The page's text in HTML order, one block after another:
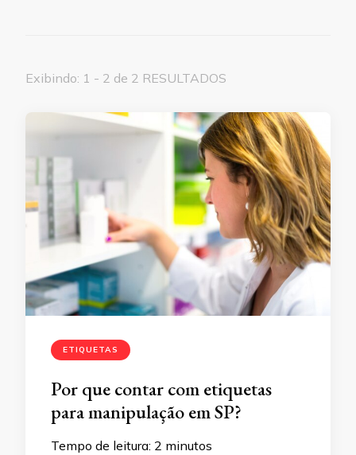
Exibindo: 1 - 2 de 2 RESULTADOS
ETIQUETAS
Por que contar com etiquetas
para manipulação em SP?
Tempo de leitura: 2 minutos